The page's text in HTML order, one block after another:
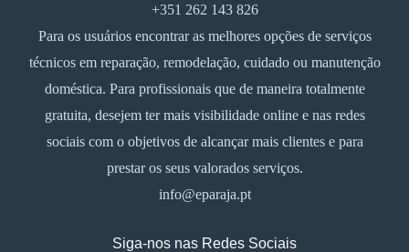
+351 262 143 826
Para os usuários encontrar as melhores opções de serviços
técnicos em reparação, remodelação, cuidado ou manutenção
doméstica. Para profissionais que de maneira totalmente
gratuita, desejem ter mais visibilidade online e nas redes
sociais com o objetivos de alcançar mais clientes e para
prestar os seus valorados serviços.
info@eparaja.pt
Siga-nos nas Redes Sociais